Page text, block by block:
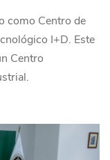
como Centro de
I+D. Este
Centro